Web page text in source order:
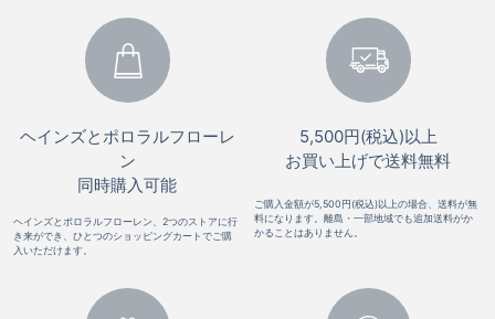
ヘインズとポロラルフローレ
ン
同時購入可能
ヘインズとポロラルフローレン、2つのストアに行
き来ができ、ひとつのショッピングカートでご購
入いただけます。
5,500円(税込)以上
お買い上げで送料無料
ご購入金額が5,500円(税込)以上の場合、送料が無
料になります。離島・一部地域でも追加送料がか
かることはありません。